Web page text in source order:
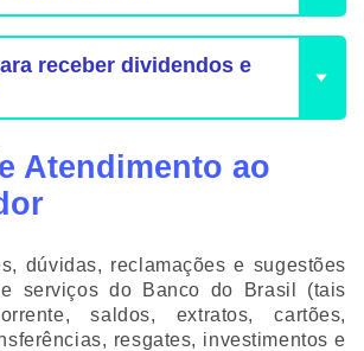
receber dividendos e
Atendimento ao
dúvidas, reclamações e sugestões
serviços do Banco do Brasil (tais
saldos, extratos, cartões,
resgates, investimentos e